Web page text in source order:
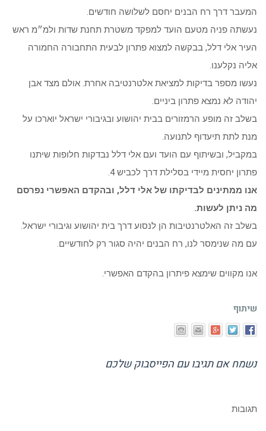
המעבר דרך רח הבנים יחסם לשלושה חודשים.
נעשתה פניה מטעם הועד למפקד משטרת תחנת שדות ולמ״מ ראש
העיר אלי דלל, בבקשה למצוא פתרון לבעית התחבורה החמורה
אליה נקלענו.
נעשו מספר בדיקות למציאת אלטרנטיבה אחרת. אולם מצד אבן
יהודה לא נמצא פתרון ביניים.
בשלב זה מופע הרמזורים בבית יהושוע ובגיבורי ישראל יוארכו על
מנת לתת תיעדוף לתנועה.
במקביל, ובשיתוף עם הועד ועם אלי דלל נבדקות חלופות שיתנו
פתרון יחסית מיידי בסלילת דרך לכביש 4.
אנו ממתינים לבדיקתו של אלי דלל, ובהקדם האפשרי נפרסם
מה ניתן לעשות.
בשלב זה האלטרנטיבות הן לנסוע דרך בית יהושוע וגיבורי ישראל.
עם מה שנימסר לנו, רח הבנים יהיה סגור רק לחודשיים.
אנו מקווים שימצא פיתרון בהקדם האפשרי.
שיתוף
נשמח אם תגיבו עם הפייסבוק שלכם
תגובות